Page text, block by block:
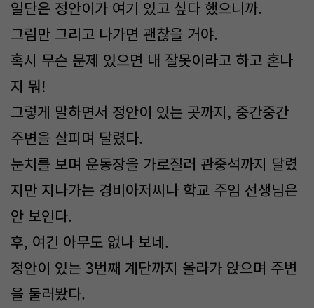
일단은 정안이가 여기 있고 싶다 했으니까.
그림만 그리고 나가면 괜찮을 거야.
혹시 무슨 문제 있으면 내 잘못이라고 하고 혼나
지 뭐!
그렇게 말하면서 정안이 있는 곳까지, 중간중간
주변을 살피며 달렸다.
눈치를 보며 운동장을 가로질러 관중석까지 달렸
지만 지나가는 경비아저씨나 학교 주임 선생님은
안 보인다.
후, 여긴 아무도 없나 보네.
정안이 있는 3번째 계단까지 올라가 앉으며 주변
을 둘러봤다.